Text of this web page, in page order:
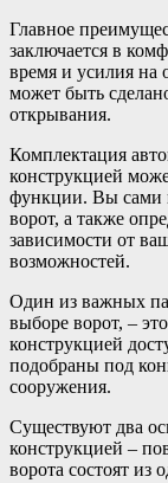
Главное
заключается в
время и усилия на
может быть
открывания.
Комплектация
конструкцией
функции. Вы сами
ворот, а также
зависимости от
возможностей.
Один из важных
выборе ворот, –
конструкцией
подобраны под
сооружения.
Существуют два
конструкцией –
ворота состоят